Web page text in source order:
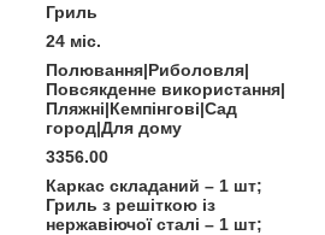
Гриль
24 міс.
Полювання|Риболовля|
Повсякденне використання|
Пляжні|Кемпінгові|Сад
город|Для дому
3356.00
Каркас складаний – 1 шт;
Гриль з решіткою із
нержавіючої сталі – 1 шт;